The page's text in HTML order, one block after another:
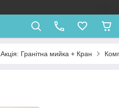
Акція: Гранітна мийка + Кран